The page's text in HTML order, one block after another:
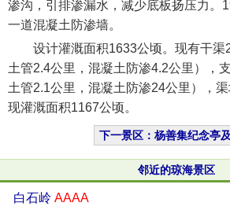
渗沟，引排渗漏水，减少底板扬压力。
一道混凝土防渗墙。
设计灌溉面积1633公顷。现有干渠2
土管2.4公里，混凝土防渗4.2公里），
土管2.1公里，混凝土防渗24公里），渠
现灌溉面积1167公顷。
下一景区：杨善集纪念亭
邻近的琼海景区
白石岭 AAAA